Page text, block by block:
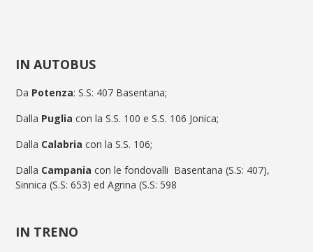
IN AUTOBUS
Da Potenza: S.S: 407 Basentana;
Dalla Puglia con la S.S. 100 e S.S. 106 Jonica;
Dalla Calabria con la S.S. 106;
Dalla Campania con le fondovalli Basentana (S.S: 407),
Sinnica (S.S: 653) ed Agrina (S.S: 598
IN TRENO